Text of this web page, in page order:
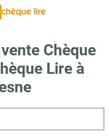
Chèque
Lire à